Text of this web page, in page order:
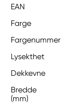
EAN
Farge
Fargenummer
Lysekthet
Dekkevne
Bredde
(mm)